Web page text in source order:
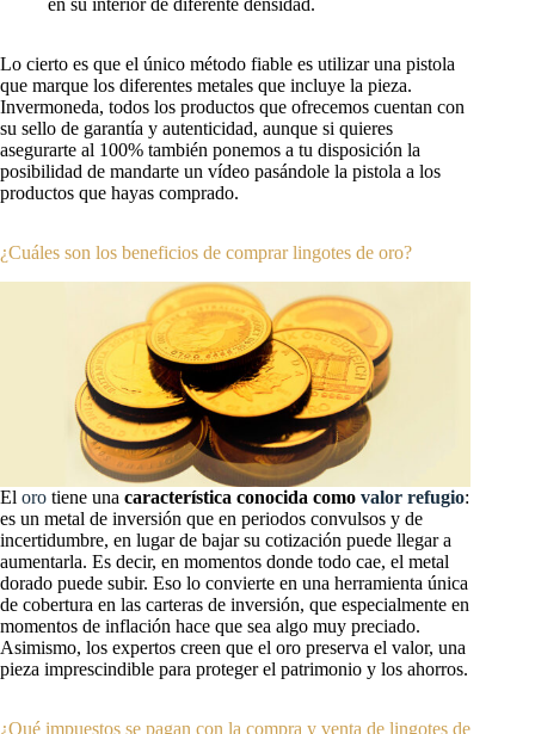
en su interior de diferente densidad.
Lo cierto es que el único método fiable es utilizar una pistola
que marque los diferentes metales que incluye la pieza.
Invermoneda, todos los productos que ofrecemos cuentan con
su sello de garantía y autenticidad, aunque si quieres
asegurarte al 100% también ponemos a tu disposición la
posibilidad de mandarte un vídeo pasándole la pistola a los
productos que hayas comprado.
¿Cuáles son los beneficios de comprar lingotes de oro?
El oro tiene una característica conocida como valor refugio:
es un metal de inversión que en periodos convulsos y de
incertidumbre, en lugar de bajar su cotización puede llegar a
aumentarla. Es decir, en momentos donde todo cae, el metal
dorado puede subir. Eso lo convierte en una herramienta única
de cobertura en las carteras de inversión, que especialmente en
momentos de inflación hace que sea algo muy preciado.
Asimismo, los expertos creen que el oro preserva el valor, una
pieza imprescindible para proteger el patrimonio y los ahorros.
¿Qué impuestos se pagan con la compra y venta de lingotes de